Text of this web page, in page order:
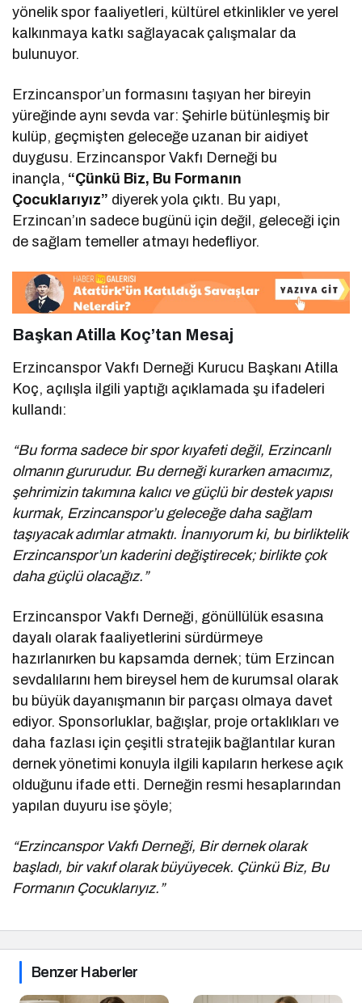
yönelik spor faaliyetleri, kültürel etkinlikler ve yerel
kalkınmaya katkı sağlayacak çalışmalar da
bulunuyor.
Erzincanspor’un formasını taşıyan her bireyin
yüreğinde aynı sevda var: Şehirle bütünleşmiş bir
kulüp, geçmişten geleceğe uzanan bir aidiyet
duygusu. Erzincanspor Vakfı Derneği bu
inançla, “Çünkü Biz, Bu Formanın
Çocuklarıyız” diyerek yola çıktı. Bu yapı,
Erzincan’ın sadece bugünü için değil, geleceği için
de sağlam temeller atmayı hedefliyor.
Başkan Atilla Koç’tan Mesaj
Erzincanspor Vakfı Derneği Kurucu Başkanı Atilla
Koç, açılışla ilgili yaptığı açıklamada şu ifadeleri
kullandı:
“Bu forma sadece bir spor kıyafeti değil, Erzincanlı
olmanın gururudur. Bu derneği kurarken amacımız,
şehrimizin takımına kalıcı ve güçlü bir destek yapısı
kurmak, Erzincanspor’u geleceğe daha sağlam
taşıyacak adımlar atmaktı. İnanıyorum ki, bu birliktelik
Erzincanspor’un kaderini değiştirecek; birlikte çok
daha güçlü olacağız.”
Erzincanspor Vakfı Derneği, gönüllülük esasına
dayalı olarak faaliyetlerini sürdürmeye
hazırlanırken bu kapsamda dernek; tüm Erzincan
sevdalılarını hem bireysel hem de kurumsal olarak
bu büyük dayanışmanın bir parçası olmaya davet
ediyor. Sponsorluklar, bağışlar, proje ortaklıkları ve
daha fazlası için çeşitli stratejik bağlantılar kuran
dernek yönetimi konuyla ilgili kapıların herkese açık
olduğunu ifade etti. Derneğin resmi hesaplarından
yapılan duyuru ise şöyle;
“Erzincanspor Vakfı Derneği, Bir dernek olarak
başladı, bir vakıf olarak büyüyecek. Çünkü Biz, Bu
Formanın Çocuklarıyız.”
Benzer Haberler